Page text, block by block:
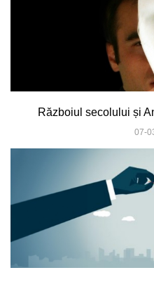
Războiul secolului și
07-